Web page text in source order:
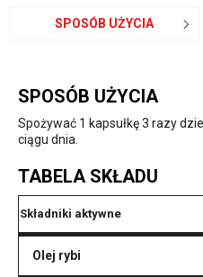
SPOSÓB UŻYCIA
SPOSÓB UŻYCIA
Spożywać 1 kapsułkę 3 razy
ciągu dnia.
TABELA SKŁADU
Składniki aktywne
Olej rybi